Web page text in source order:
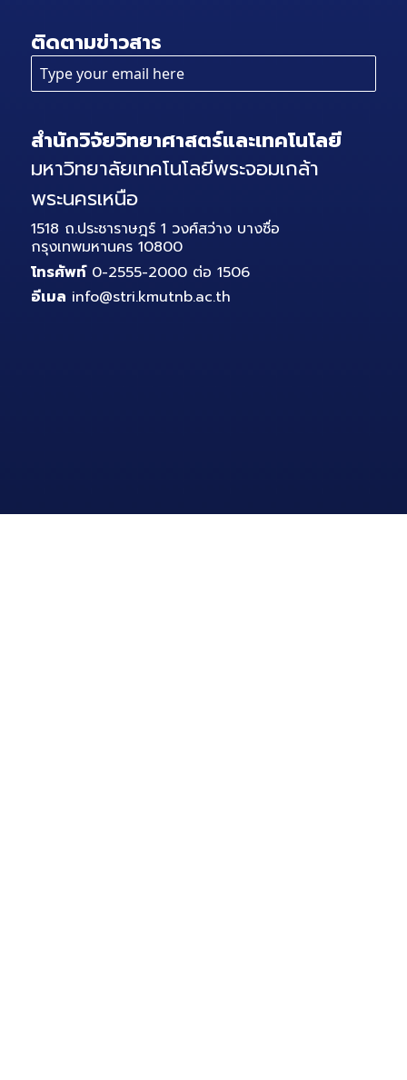
มหาวิทยาลัยเทคโนโลยีพระจอมเกล้า
พระนครเหนือ
1518 ถ.ประชาราษฎร์ 1 วงศ์สว่าง บางซื่อ
กรุงเทพมหานคร 10800
โทรศัพท์0-2555-2000 ต่อ 1506
อีเมลinfo@stri.kmutnb.ac.th